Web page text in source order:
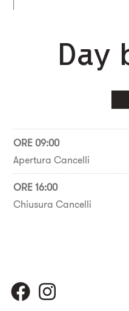
Day
ORE 09:00
Apertura Cancelli
ORE 16:00
Chiusura Cancelli